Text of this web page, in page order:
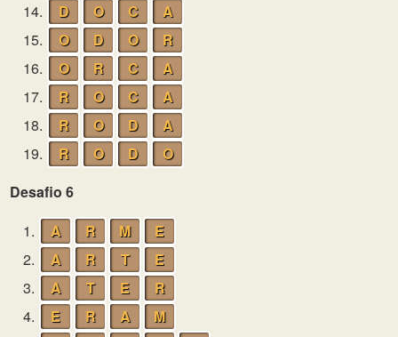
14.
D O C
A
15.
O D O
R
16.
O R C
A
17.
R O C
A
18.
R O D
A
19.
R O D
O
Desafio 6
1.
A R M
E
2.
A R T
E
3.
A T E
R
4.
E R A
M